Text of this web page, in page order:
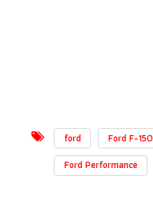
ford Ford F-150
Ford Performance